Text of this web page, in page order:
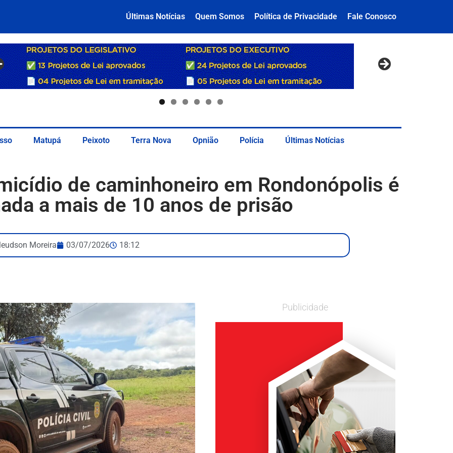
Últimas Notícias Quem Somos Política de Privacidade Fale Conosco
Matupá Peixoto Terra Nova Opnião Polícia Últimas Notícias
de caminhoneiro em Rondonópolis é
a mais de 10 anos de prisão
Moreira 03/07/2026 18:12
Publicidade